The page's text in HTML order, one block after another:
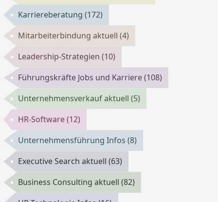
Karriereberatung(172)
Mitarbeiterbindung aktuell(4)
Leadership-Strategien(10)
Führungskräfte Jobs und Karriere(108)
Unternehmensverkauf aktuell(5)
HR-Software(12)
Unternehmensführung Infos(8)
Executive Search aktuell(63)
Business Consulting aktuell(82)